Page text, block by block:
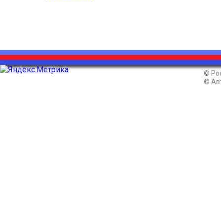
©
©